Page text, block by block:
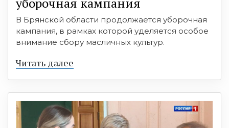
В Брянской области продолжается уборочная
кампания, в рамках которой уделяется особое
внимание сбору масличных культур.
Читать далее